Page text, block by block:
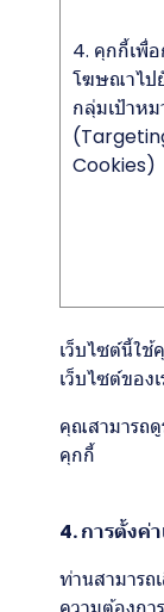
4. คุกกี้เพื่อ
โฆษณาไป
กลุ่มเป้าหม
Cookies)
เว็บไซต์นี้ใช้
เว็บไซต์ของเ
คุณสามารถดู
คุกกี้
4. การตั้งค่
ท่านสามารถ